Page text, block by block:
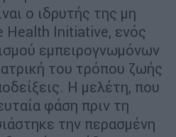
ο ιδρυτής της μη
Health Initiative, ενός
εμπειρογνωμόνων
του τρόπου ζωής
Η μελέτη, που
φάση πριν τη
την περασμένη